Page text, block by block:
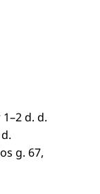
d. d.
g. 67,